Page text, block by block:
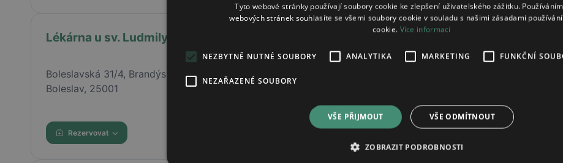
Lékárna u sv. Ludmily
Boleslavská 31/4, Brandýs nad Labem-Stará
Boleslav, 25001
08:00 - 18:00
08:00 - 18:00
08:00 - 18:00
So
08:30 - 12:00
Rezervovat
Tyto webové stránky používají soubory cookie ke zlepšení uživatelského zážitku.
webových stránek souhlasíte se všemi soubory cookie v souladu s našimi zásadami
cookie. Více informací
NEZBYTNĚ NUTNÉ SOUBORY ANALYTIKA MARKETING FUNKČNÍ
NEZAŘAZENÉ SOUBORY
VŠE PŘIJMOUT VŠE ODMÍTNOUT
ZOBRAZIT PODROBNOSTI